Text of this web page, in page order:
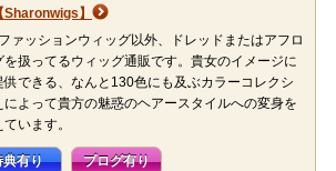
】
ァッションウィッグ以外、ドレッドまたはアフロ
扱ってるウィッグ通販です。貴女のイメージに
供できる、なんと130色にも及ぶカラーコレクシ
によって貴方の魅惑のヘアースタイルへの変身を
います。
典有り ブログ有り